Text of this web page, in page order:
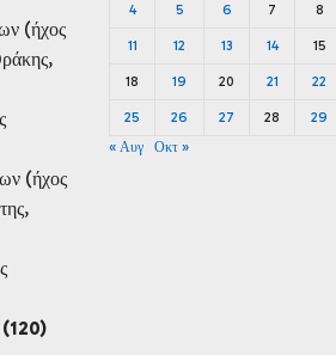
(ήχος
(ήχος
(120)
4 5 6 7 8
11 12 13 14 15
18 19 20 21 22
25 26 27 28 29
« Αυγ
Οκτ »